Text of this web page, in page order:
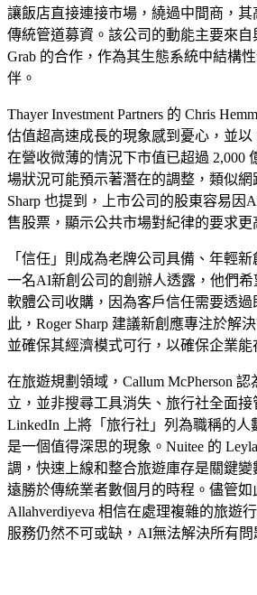
讓飯店直接連接市場，繞過中間商，
傳統管道募資。該公司的動能主要來
Grab 的合作，作為其生態系統中結構
伴。
Thayer Investment Partners 的 Chris
估值超高速成長的現象感到憂心，並以
在營收微薄的情況下市值已超過 2,000
場狀況可能預示著潛在的調整，類似網
Sharp 也提到，上市公司的股東容易因
售股票，顯示公共市場對紀律的要求更
「信任」則成為老牌公司具備、年輕
一名AI新創公司的創辦人透露，他們希
軟體公司收購，因為客戶信任需要透
此，Roger Sharp 建議新創應專注於解
並確保其經濟模式可行，以確保企業能
在旅遊規劃領域，Callum McPherson
立，並非搜尋工具消失、旅行社全面
LinkedIn 上將「旅行社」列為職稱的人
是一個值得深思的現象。Nuitee 的
調，快速上線和整合旅遊庫存是關鍵變
遠勝於傳統業者數個月的時程。儘管如
Allahverdiyeva 相信在處理複雜的旅遊
服務仍然不可或缺，AI無法解決所有問